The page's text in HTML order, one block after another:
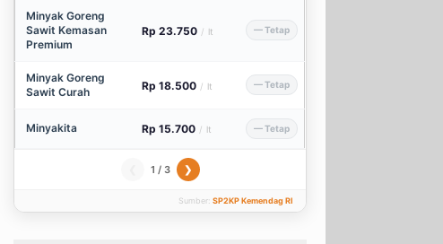
Minyak Goreng
Sawit Kemasan
Premium
Rp 23.750 / lt — Tetap
Minyak Goreng
Sawit Curah
Rp 18.500 / lt — Tetap
Minyakita Rp 15.700 / lt — Tetap
1 / 3 ❯
Sumber: SP2KP Kemendag RI